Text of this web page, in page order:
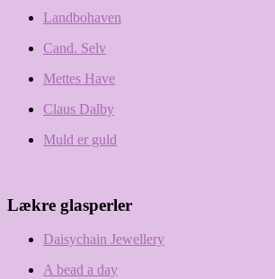
Landbohaven
Cand. Selv
Mettes Have
Claus Dalby
Muld er guld
Lækre glasperler
Daisychain Jewellery
A bead a day